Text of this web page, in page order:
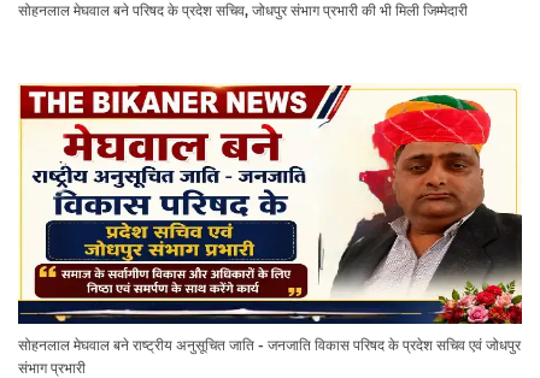
सोहनलाल मेघवाल बने परिषद के प्रदेश सचिव, जोधपुर संभाग प्रभारी की भी मिली जिम्मेदारी
सोहनलाल मेघवाल बने राष्ट्रीय अनुसूचित जाति - जनजाति विकास परिषद के प्रदेश सचिव एवं जोधपुर
संभाग प्रभारी